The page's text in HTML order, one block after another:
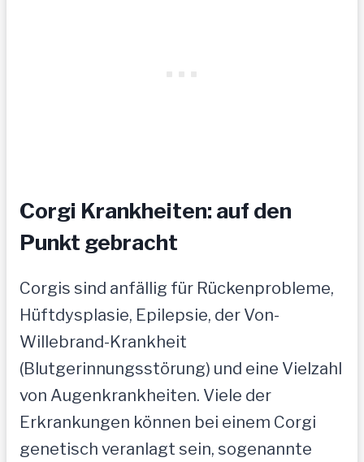
Corgi Krankheiten: auf den
Punkt gebracht
Corgis sind anfällig für Rückenprobleme,
Hüftdysplasie, Epilepsie, der Von-
Willebrand-Krankheit
(Blutgerinnungsstörung) und eine Vielzahl
von Augenkrankheiten. Viele der
Erkrankungen können bei einem Corgi
genetisch veranlagt sein, sogenannte